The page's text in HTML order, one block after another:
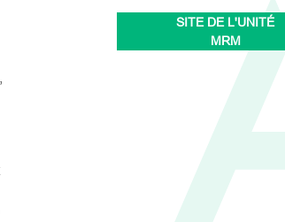
SITE DE L'UNITÉ
MRM